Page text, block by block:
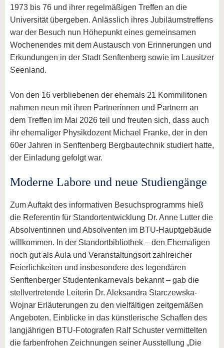
1973 bis 76 und ihrer regelmäßigen Treffen an die
Universität übergeben. Anlässlich ihres Jubiläumstreffens
war der Besuch nun Höhepunkt eines gemeinsamen
Wochenendes mit dem Austausch von Erinnerungen und
Erkundungen in der Stadt Senftenberg sowie im Lausitzer
Seenland.
Von den 16 verbliebenen der ehemals 21 Kommilitonen
nahmen neun mit ihren Partnerinnen und Partnern an
dem Treffen im Mai 2026 teil und freuten sich, dass auch
ihr ehemaliger Physikdozent Michael Franke, der in den
60er Jahren in Senftenberg Bergbautechnik studiert hatte,
der Einladung gefolgt war.
Moderne Labore und neue Studiengänge
Zum Auftakt des informativen Besuchsprogramms hieß
die Referentin für Standortentwicklung Dr. Anne Lutter die
Absolventinnen und Absolventen im BTU-Hauptgebäude
willkommen. In der Standortbibliothek – den Ehemaligen
noch gut als Aula und Veranstaltungsort zahlreicher
Feierlichkeiten und insbesondere des legendären
Senftenberger Studentenkarnevals bekannt – gab die
stellvertretende Leiterin Dr. Aleksandra Starczewska-
Wojnar Erläuterungen zu den vielfältigen zeitgemäßen
Angeboten. Einblicke in das künstlerische Schaffen des
langjährigen BTU-Fotografen Ralf Schuster vermittelten
die farbenfrohen Zeichnungen seiner Ausstellung „Die